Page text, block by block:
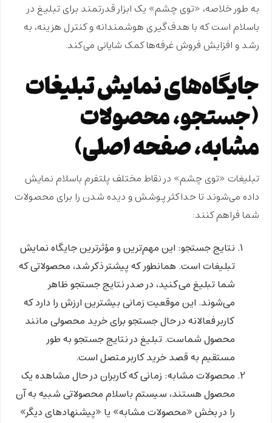
به طور خلاصه، «توی چشم» یک ابزار قدرتمند برایتبلیغ در
باسلام است که با هدف‌گیری هوشمندانه و کنترل هزینه، به
رشد و افزایش فروش غرفه‌ها کمک شایانی می‌کند.
جایگاه‌های نمایش تبلیغات
(جستجو، محصولات
مشابه، صفحه اصلی)
تبلیغات «توی چشم» در نقاط مختلف پلتفرم باسلام نمایش
داده می‌شوند تا حداکثر پوشش و دیده شدن را برای محصولات
شما فراهم کنند:
نتایج جستجو:این مهم‌ترین و مؤثرترین جایگاه نمایش
تبلیغات است. همانطور که پیشتر ذکر شد، محصولاتی که
شما تبلیغ می‌کنید، در صدر نتایج جستجو ظاهر
می‌شوند. این موقعیت زمانی بیشترین ارزش را دارد که
کاربر فعالانه در حال جستجو برای خرید محصولی مانند
محصول شماست.تبلیغ در نتایج جستجوبه طور
مستقیم به قصد خرید کاربر متصل است.
محصولات مشابه: زمانی که کاربران در حال مشاهده یک
محصول هستند، سیستم باسلام محصولاتی شبیه به آن
را در بخش «محصولات مشابه» یا «پیشنهادهای دیگر»